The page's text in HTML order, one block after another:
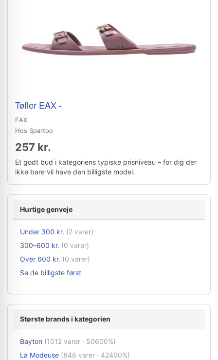
Tøfler EAX -
EAX
Hos Spartoo
257 kr.
Et godt bud i kategoriens typiske prisniveau – for dig der
ikke bare vil have den billigste model.
Hurtige genveje
Under 300 kr. (2 varer)
300–600 kr. (0 varer)
Over 600 kr. (0 varer)
Se de billigste først
Største brands i kategorien
Bayton (1012 varer · 50600%)
La Modeuse (848 varer · 42400%)